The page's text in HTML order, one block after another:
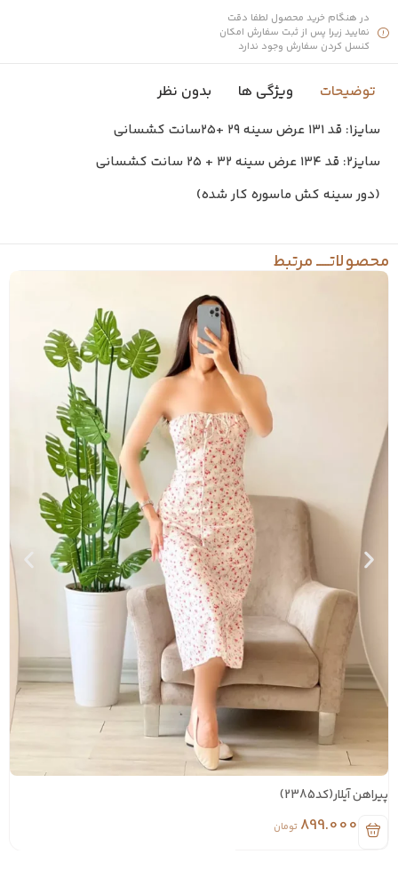
در هنگام خرید محصول لطفا دقت
نمایید زیرا پس از ثبت سفارش امکان
کنسل کردن سفارش وجود ندارد
توضیحات ویژگی ها بدون نظر
سایز۱: قد ۱۳۱ عرض سینه ۲۹ +۲۵سانت کشسانی
سایز۲: قد ۱۳۴ عرض سینه ۳۲ + ۲۵ سانت کشسانی
(دور سینه کش ماسوره کار شده)
محصولاتـــــ مرتبط
پیراهن آیلار(کد2385)
899.000 تومان